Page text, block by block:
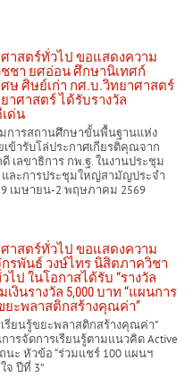
าสตร์ทั่วไป ขอแสดงความ
ชา ยศอ่อน ศึกษานิเทศก์
ษ ศิษย์เก่า กศ.บ.วิทยาศาสตร์
ศาสตร์ ได้รับรางวัล
ด่น
การสถานศึกษาขั้นพื้นฐานแห่ง
เข้ารับโล่ประกาศเกียรติคุณจาก
เลขาธิการ กพ.ฐ. ในงานประชุม
ละการประชุมใหญ่สามัญประจำ
เมษายน-2 พฤษภาคม 2569
าสตร์ทั่วไป ขอแสดงความ
รพันธ์ วงษ์ไทร นิสิตภาควิชา
ไป ในโอกาสได้รับ “รางวัล
เงินรางวัล 5,000 บาท “แผนการ
ยะพลาสติกสร้างคุณค่า”
รียนรู้ขยะพลาสติกสร้างคุณค่า”
ารจัดการเรียนรู้ตามแนวคิด Active
นะ หัวข้อ “ร่วมแชร์ 100 แผนฯ
จ ปีที่ 3”